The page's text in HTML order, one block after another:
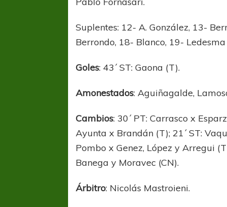
Suplentes: 12- A. González, 13-
Berrondo, 18- Blanco, 19-
Goles: 43´ ST: Gaona (T).
Amonestados: Aguiñagalde,
Cambios: 30´ PT: Carrasco x
Ayunta x Brandán (T); 21´ ST:
Pombo x Genez, López y Arregui
Banega y Moravec (CN).
Árbitro: Nicolás Mastroieni.
FÚTBOL FEMENINO
jugará ante Estrella del Sur en el
FÚTBOL
Las campeonas